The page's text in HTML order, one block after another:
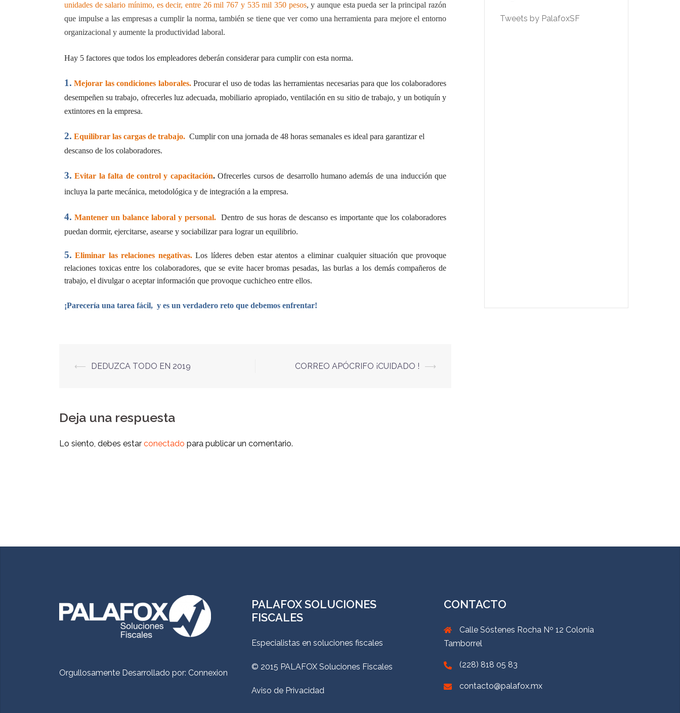
unidades de salario mínimo, es decir, entre 26 mil 767 y 535 mil 350 pesos, y aunque esta pueda ser la principal razón
que impulse a las empresas a cumplir la norma, también se tiene que ver como una herramienta para mejore el entorno
organizacional y aumente la productividad laboral.
Hay 5 factores que todos los empleadores deberán considerar para cumplir con esta norma.
1. Mejorar las condiciones laborales. Procurar el uso de todas las herramientas necesarias para que los colaboradores
desempeñen su trabajo, ofrecerles luz adecuada, mobiliario apropiado, ventilación en su sitio de trabajo, y un botiquín y
extintores en la empresa.
2. Equilibrar las cargas de trabajo. Cumplir con una jornada de 48 horas semanales es ideal para garantizar el
descanso de los colaboradores.
3. Evitar la falta de control y capacitación.Ofrecerles cursos de desarrollo humano además de una inducción que
incluya la parte mecánica, metodológica y de integración a la empresa.
4. Mantener un balance laboral y personal.
Dentro de sus horas de descanso es importante que los colaboradores
puedan dormir, ejercitarse, asearse y sociabilizar para lograr un equilibrio.
5. Eliminar las relaciones negativas.Los líderes deben estar atentos a eliminar cualquier situación que provoque
relaciones toxicas entre los colaboradores, que se evite hacer bromas pesadas, las burlas a los demás compañeros de
trabajo, el divulgar o aceptar información que provoque cuchicheo entre ellos.
¡Parecería una tarea fácil, y es un verdadero reto que debemos enfrentar!
⟵ DEDUZCA TODO EN 2019 CORREO APÓCRIFO ¡CUIDADO ! ⟶
Deja una respuesta
Lo siento, debes estar conectado para publicar un comentario.
Tweets by PalafoxSF
Orgullosamente Desarrollado por: Connexion
PALAFOX SOLUCIONES
FISCALES
Especialistas en soluciones fiscales
© 2015 PALAFOX Soluciones Fiscales
Aviso de Privacidad
CONTACTO
Calle Sóstenes Rocha Nº 12 Colonia
Tamborrel
(228) 818 05 83
contacto@palafox.mx